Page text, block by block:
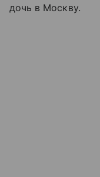
дочь в Москву.